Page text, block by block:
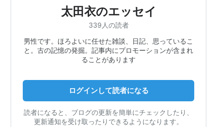
太田衣のエッセイ
339人の読者
男性です。ほろよいに任せた雑談、日記、思っているこ
と。古の記憶の発掘。記事内にプロモーションが含まれ
ることがあります
ログインして読者になる
読者になると、ブログの更新を簡単にチェックしたり、
更新通知を受け取ったりできるようになります。